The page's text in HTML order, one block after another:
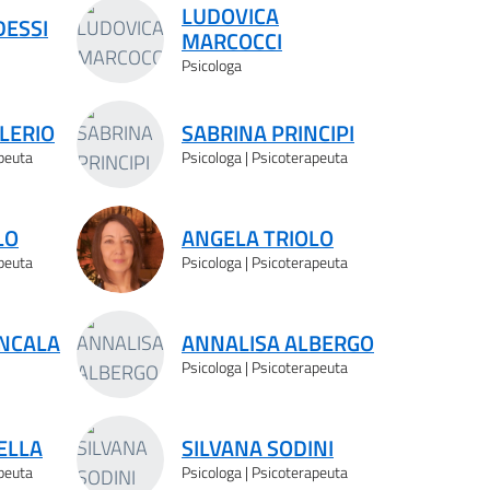
LUDOVICA
MARCOCCI
Psicologa
SABRINA PRINCIPI
Psicologa | Psicoterapeuta
ANGELA TRIOLO
Psicologa | Psicoterapeuta
ANNALISA ALBERGO
Psicologa | Psicoterapeuta
SILVANA SODINI
Psicologa | Psicoterapeuta